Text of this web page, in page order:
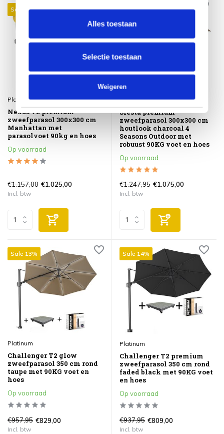
Alles toestaan
Selectie toestaan
Weigeren
Sale 11%
Platinum
Nexus T2 premium
zweefparasol 300x300 cm
Manhattan met
parasolvoet 90kg en hoes
Op voorraad
€1.157,00 €1.025,00
Incl. btw
Sale 14%
4 Seasons Outdoor
Siesta premium
zweefparasol 300x300 cm
houtlook charcoal 4
Seasons Outdoor met
robuust 90KG voet en hoes
Op voorraad
€1.247,95 €1.075,00
Incl. btw
Sale 13%
Platinum
Challenger T2 glow
zweefparasol 350 cm rond
taupe met 90KG voet en
hoes
Op voorraad
€957,95 €829,00
Incl. btw
Sale 14%
Platinum
Challenger T2 premium
zweefparasol 350 cm rond
faded black met 90KG voet
en hoes
Op voorraad
€937,95 €809,00
Incl. btw